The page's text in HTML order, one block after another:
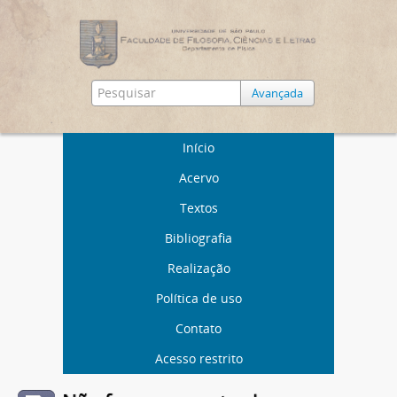
Avançada
Início
Acervo
Textos
Bibliografia
Realização
Política de uso
Contato
Acesso restrito